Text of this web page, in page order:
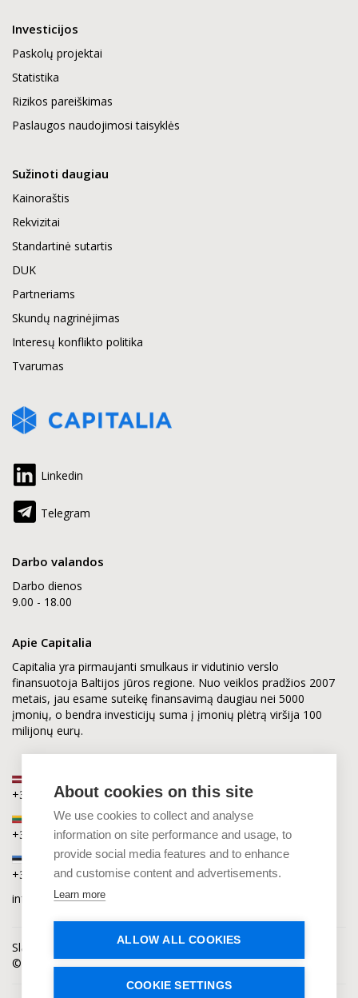
About cookies on this site
We use cookies to collect and analyse
information on site performance and usage, to
provide social media features and to enhance
and customise content and advertisements.
Learn more
ALLOW ALL COOKIES
COOKIE SETTINGS
Investicijos
Paskolų projektai
Statistika
Rizikos pareiškimas
Paslaugos naudojimosi taisyklės
Sužinoti daugiau
Kainoraštis
Rekvizitai
Standartinė sutartis
DUK
Partneriams
Skundų nagrinėjimas
Interesų konflikto politika
Tvarumas
Linkedin
Telegram
Darbo valandos
Darbo dienos
9.00 - 18.00
Apie Capitalia
Capitalia yra pirmaujanti smulkaus ir vidutinio verslo
finansuotoja Baltijos jūros regione. Nuo veiklos pradžios 2007
metais, jau esame suteikę finansavimą daugiau nei 5000
įmonių, o bendra investicijų suma į įmonių plėtrą viršija 100
milijonų eurų.
+371 2880 0880
Lietuva
+370 6168 0880
Estija
+372 5864 0880
info@capitalia.com
Slapukų privatumas Naujienos Kontaktai
© Capitalia 2009-2026. Teisės saugomos.